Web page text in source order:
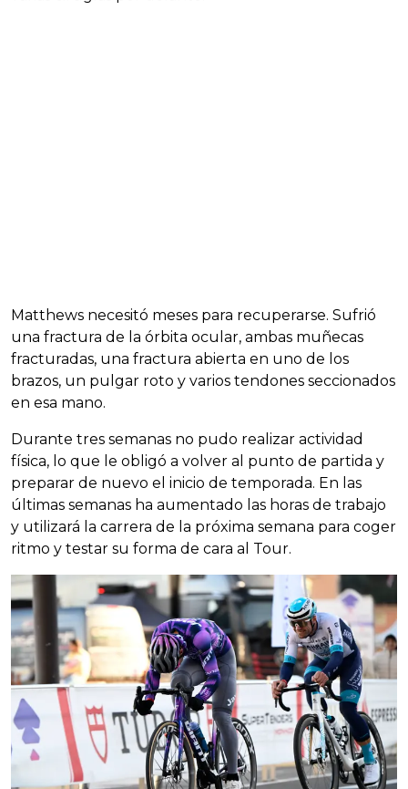
Matthews necesitó meses para recuperarse. Sufrió
una fractura de la órbita ocular, ambas muñecas
fracturadas, una fractura abierta en uno de los
brazos, un pulgar roto y varios tendones seccionados
en esa mano.
Durante tres semanas no pudo realizar actividad
física, lo que le obligó a volver al punto de partida y
preparar de nuevo el inicio de temporada. En las
últimas semanas ha aumentado las horas de trabajo
y utilizará la carrera de la próxima semana para coger
ritmo y testar su forma de cara al Tour.